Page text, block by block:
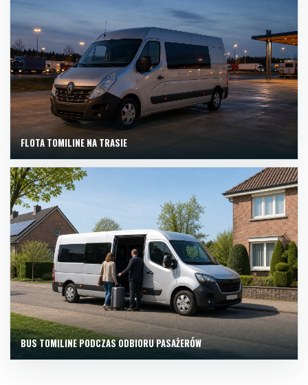
FLOTA TOMILINE NA TRASIE
BUS TOMILINE PODCZAS ODBIORU PASAŻERÓW